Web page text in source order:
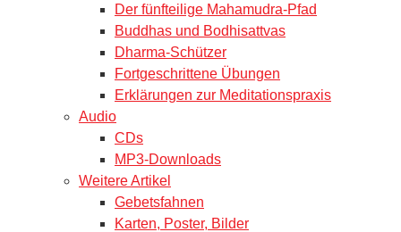
Der fünfteilige Mahamudra-Pfad
Buddhas und Bodhisattvas
Dharma-Schützer
Fortgeschrittene Übungen
Erklärungen zur Meditationspraxis
Audio
CDs
MP3-Downloads
Weitere Artikel
Gebetsfahnen
Karten, Poster, Bilder